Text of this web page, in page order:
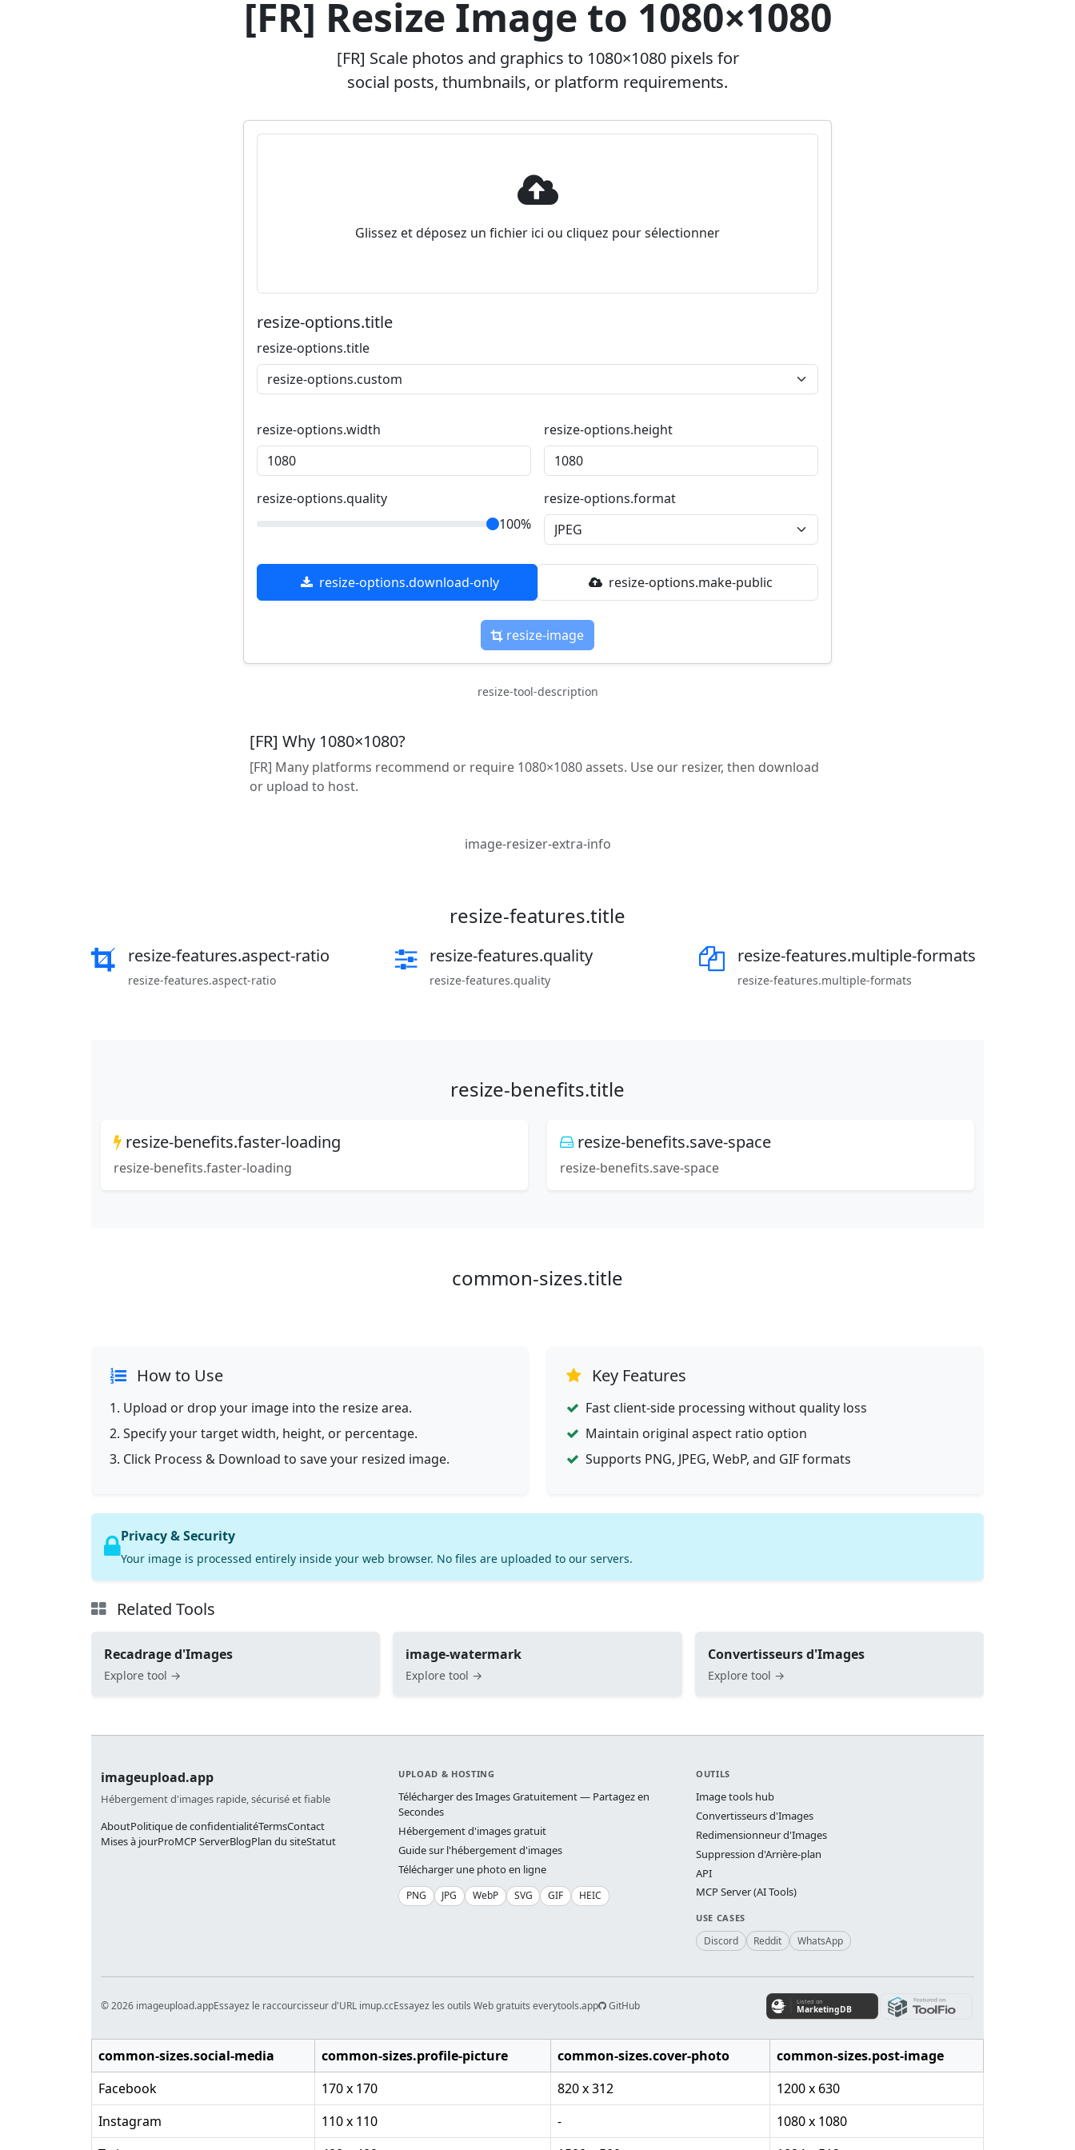
[FR] Resize Image to 1080×1080
[FR] Scale photos and graphics to 1080×1080 pixels for
social posts, thumbnails, or platform requirements.
Glissez et déposez un fichier ici ou cliquez pour sélectionner
resize-options.title
resize-options.title
resize-options.width resize-options.height
resize-options.quality
100%
resize-options.format
resize-options.download-only resize-options.make-public
resize-image
resize-tool-description
[FR] Why 1080×1080?
[FR] Many platforms recommend or require 1080×1080 assets. Use our resizer, then download
or upload to host.
image-resizer-extra-info
resize-features.title
resize-features.aspect-ratio
resize-features.aspect-ratio
resize-features.quality
resize-features.quality
resize-features.multiple-formats
resize-features.multiple-formats
resize-benefits.title
resize-benefits.faster-loading
resize-benefits.faster-loading
resize-benefits.save-space
resize-benefits.save-space
common-sizes.title
How to Use
Upload or drop your image into the resize area.
Specify your target width, height, or percentage.
Click Process & Download to save your resized image.
Key Features
Fast client-side processing without quality loss
Maintain original aspect ratio option
Supports PNG, JPEG, WebP, and GIF formats
Privacy & Security
Your image is processed entirely inside your web browser. No files are uploaded to our servers.
Related Tools
Recadrage d'Images
Explore tool →
image-watermark
Explore tool →
Convertisseurs d'Images
Explore tool →
imageupload.app
Hébergement d'images rapide, sécurisé et fiable
AboutPolitique de confidentialitéTermsContact
Mises à jourProMCP ServerBlogPlan du siteStatut
UPLOAD & HOSTING
Télécharger des Images Gratuitement — Partagez en
Secondes
Hébergement d'images gratuit
Guide sur l'hébergement d'images
Télécharger une photo en ligne
PNG JPG WebP SVG GIF HEIC
OUTILS
Image tools hub
Convertisseurs d'Images
Redimensionneur d'Images
Suppression d'Arrière-plan
API
MCP Server (AI Tools)
USE CASES
Discord Reddit WhatsApp
© 2026 imageupload.appEssayez le raccourcisseur d'URL imup.ccEssayez les outils Web gratuits everytools.app GitHub
common-sizes.social-media common-sizes.profile-picture common-sizes.cover-photo
common-sizes.post-image
Facebook
170 x 170 820 x 312
1200 x 630
Instagram
110 x 110 -
1080 x 1080